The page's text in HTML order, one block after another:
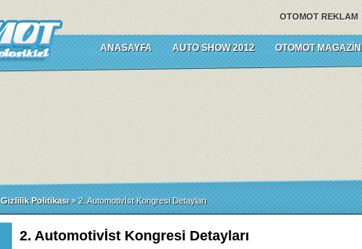
OTOMOT REKLAM
ANASAYFA AUTO SHOW 2012 OTOMOT MAGAZIN
Gizlilik Politikası » 2. Automotivİst Kongresi Detayları
2. Automotivİst Kongresi Detayları